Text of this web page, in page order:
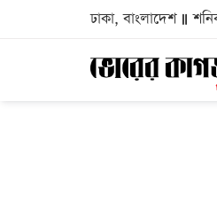
ঢাকা, বাংলাদেশ